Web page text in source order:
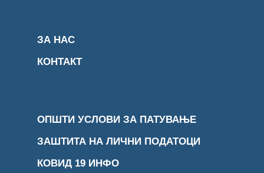
ЗА НАС
КОНТАКТ
ОПШТИ УСЛОВИ ЗА ПАТУВАЊЕ
ЗАШТИТА НА ЛИЧНИ ПОДАТОЦИ
КОВИД 19 ИНФО